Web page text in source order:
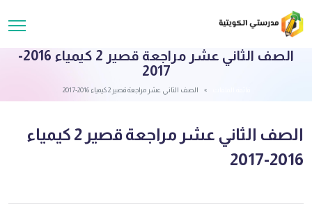
الصف الثاني عشر مراجعة قصير 2 كيمياء 2016-
2017
الصف الثاني عشر مراجعة قصير 2 كيمياء 2016-2017
الصف الثاني عشر مراجعة قصير 2 كيمياء
2016-2017